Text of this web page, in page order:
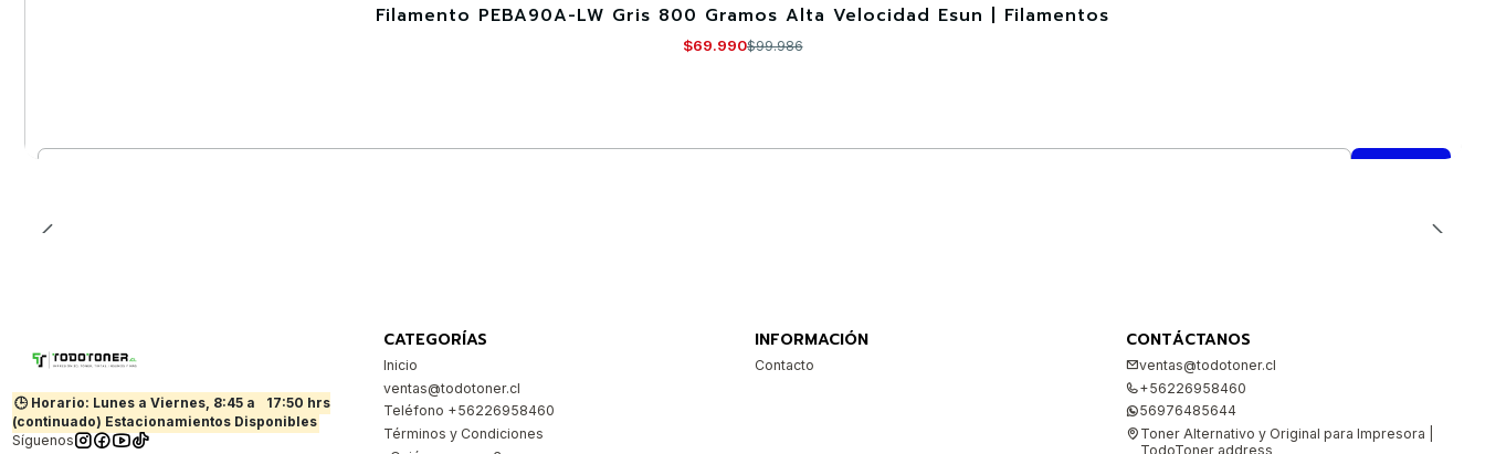
Filamento PEBA90A-LW Gris 800 Gramos Alta Velocidad Esun | Filamentos
$69.990$99.986
🕒 Horario: Lunes a Viernes, 8:45 a
17:50 hrs
(continuado) Estacionamientos Disponibles
Síguenos
CATEGORÍAS
Inicio
ventas@todotoner.cl
Teléfono +56226958460
Términos y Condiciones
INFORMACIÓN
Contacto
CONTÁCTANOS
ventas@todotoner.cl
+56226958460
56976485644
Toner Alternativo y Original para Impresora |
TodoToner address